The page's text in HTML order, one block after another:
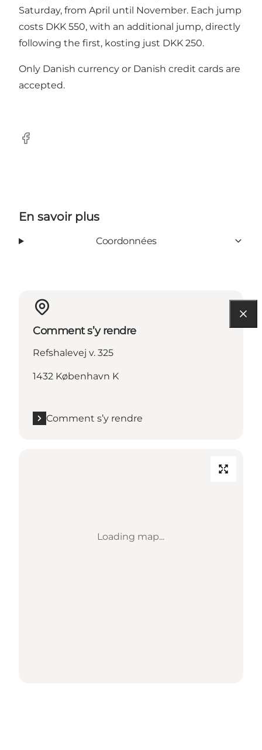
Saturday, from April until November. Each jump
costs DKK 550, with an additional jump, directly
following the first, kosting just DKK 250.
Only Danish currency or Danish credit cards are
accepted.
Facebook
En savoir plus
Coordonnées
Comment s’y rendre
Refshalevej v. 325
1432 København K
Comment s’y rendre
Loading map...